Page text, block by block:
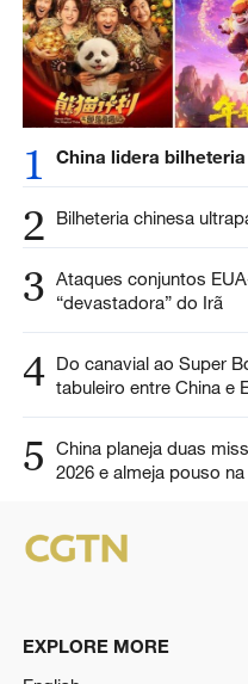
1 China lidera
2 Bilheteria chinesa
3 Ataques conjuntos
“devastadora” do Irã
4 Do canavial ao Super
tabuleiro entre China e
5
China planeja duas
2026 e almeja pouso
EXPLORE MORE